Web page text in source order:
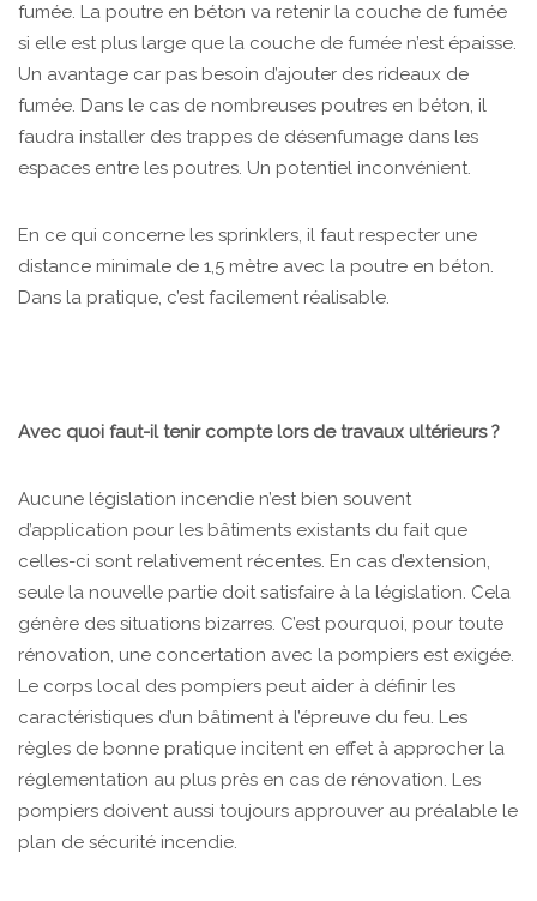
fumée. La poutre en béton va retenir la couche de fumée
si elle est plus large que la couche de fumée n’est épaisse.
Un avantage car pas besoin d’ajouter des rideaux de
fumée. Dans le cas de nombreuses poutres en béton, il
faudra installer des trappes de désenfumage dans les
espaces entre les poutres. Un potentiel inconvénient.
En ce qui concerne les sprinklers, il faut respecter une
distance minimale de 1,5 mètre avec la poutre en béton.
Dans la pratique, c’est facilement réalisable.
Avec quoi faut-il tenir compte lors de travaux ultérieurs ?
Aucune législation incendie n’est bien souvent
d’application pour les bâtiments existants du fait que
celles-ci sont relativement récentes. En cas d’extension,
seule la nouvelle partie doit satisfaire à la législation. Cela
génère des situations bizarres. C’est pourquoi, pour toute
rénovation, une concertation avec la pompiers est exigée.
Le corps local des pompiers peut aider à définir les
caractéristiques d’un bâtiment à l’épreuve du feu. Les
règles de bonne pratique incitent en effet à approcher la
réglementation au plus près en cas de rénovation. Les
pompiers doivent aussi toujours approuver au préalable le
plan de sécurité incendie.